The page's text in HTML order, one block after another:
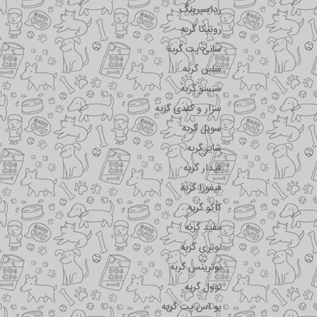
رداسپرینگ
روتیکا گربه
سانی پت گربه
سلبن گربه
سنسو گربه
سزار و کندی گربه
سویل گربه
شایر گربه
فیدار گربه
فیفورا گربه
کاکو گربه
مفید گربه
نوتری گربه
نوترینس گربه
نوول گربه
یو اس پت گربه